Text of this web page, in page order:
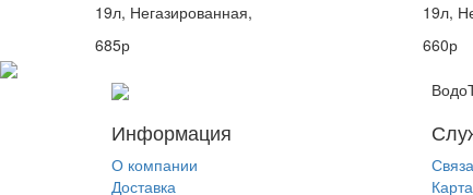
19л, Негазированная,
685р
19л,
660р
Информация
О компании
Доставка